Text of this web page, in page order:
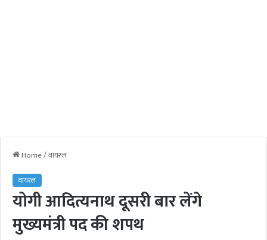
Home/वायरल
वायरल
योगी आदित्यनाथ दूसरी बार लेंगे
मुख्यमंत्री पद की शपथ